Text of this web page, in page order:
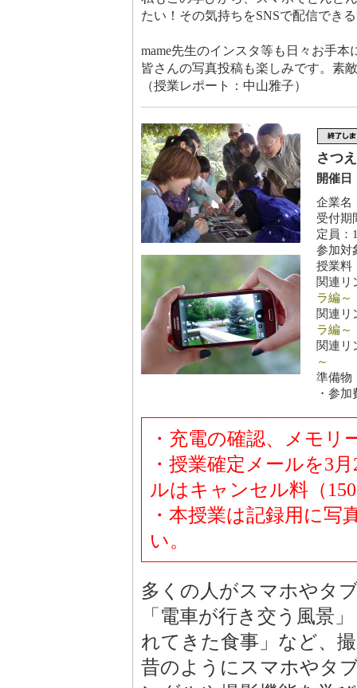
たい！その気持ちをSNSで配信でき
mame先生のインスタ等も日々お手
皆さんの写真投稿も楽しみです。素
（授業レポート：中山雅子）
さつ
開催日
企業名
受付
定員：
参加対
授業料
関連リ
ラ編～
関連リ
ラ編～
関連リ
～
準備物
・参
・充電の確認、メモ
・授業確定メールを3
ルはキャンセル料（
・本授業は記録用に
い。
多くの人がスマホやタ
「電車が行き交う風景
れてきた食事」など、
昔のようにスマホやタ